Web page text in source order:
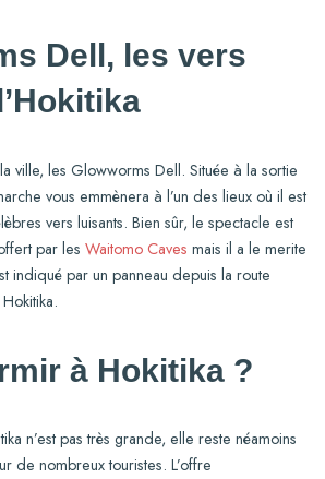
Dell, les vers
ville, les Glowworms Dell. Située à la sortie
vous emmènera à l’un des lieux où il est
vers luisants. Bien sûr, le spectacle est
par les Waitomo Caves mais il a le merite
indiqué par un panneau depuis la route
à Hokitika ?
n’est pas très grande, elle reste néamoins
de nombreux touristes. L’offre